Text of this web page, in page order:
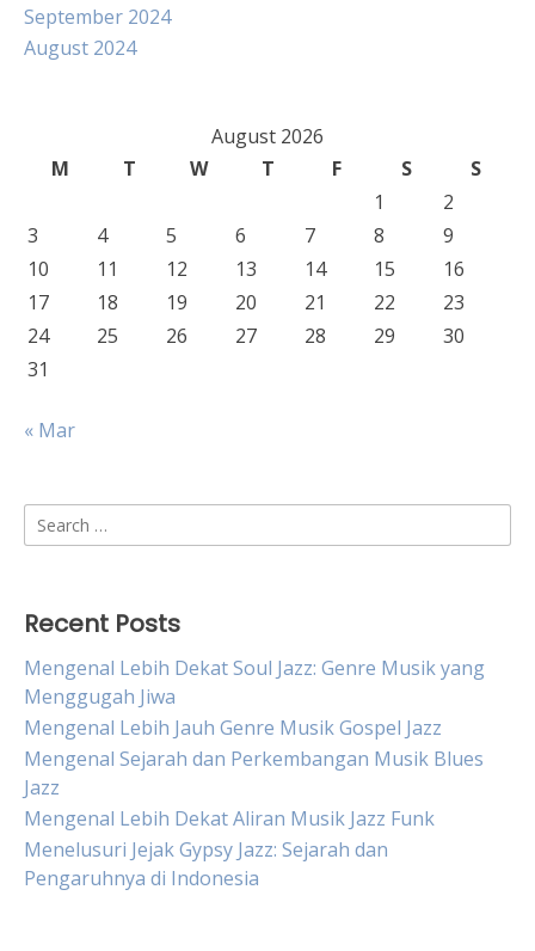
September 2024
August 2024
August 2026
M
T W T F S
S
1
2
3
4 5 6 7 8
9
10
11 12 13 14 15
16
17
18 19 20 21 22
23
24
25 26 27 28 29
30
31
« Mar
Search
for:
Recent Posts
Mengenal Lebih Dekat Soul Jazz: Genre Musik yang
Menggugah Jiwa
Mengenal Lebih Jauh Genre Musik Gospel Jazz
Mengenal Sejarah dan Perkembangan Musik Blues
Jazz
Mengenal Lebih Dekat Aliran Musik Jazz Funk
Menelusuri Jejak Gypsy Jazz: Sejarah dan
Pengaruhnya di Indonesia